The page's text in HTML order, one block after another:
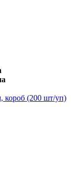
короб (200 шт/уп)